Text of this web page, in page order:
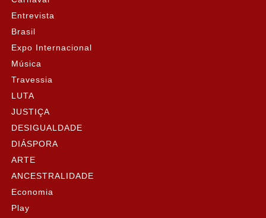
Entrevista
Brasil
Expo Internacional
Música
Travessia
LUTA
JUSTIÇA
DESIGUALDADE
DIÁSPORA
ARTE
ANCESTRALIDADE
Economia
Play